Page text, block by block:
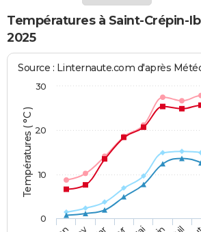
Températures à Saint-Crépin-
2025
Températures ( °C )
Source : Linternaute.com d'après
0
10
20
30